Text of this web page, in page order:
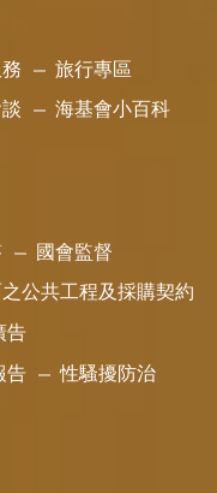
旅行專區
海基會小百科
國會監督
公共工程及採購契約
告
告 性騷擾防治